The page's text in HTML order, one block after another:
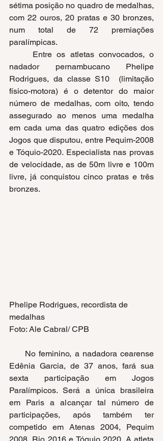
sétima posição no quadro de medalhas,
com 22 ouros, 20 pratas e 30 bronzes,
num total de 72 premiações
paralímpicas.
Entre os atletas convocados, o
nadador pernambucano Phelipe
Rodrigues, da classe S10  (limitação
físico-motora) é o detentor do maior
número de medalhas, com oito, tendo
assegurado ao menos uma medalha
em cada uma das quatro edições dos
Jogos que disputou, entre Pequim-2008
e Tóquio-2020. Especialista nas provas
de velocidade, as de 50m livre e 100m
livre, já conquistou cinco pratas e três
bronzes.
Phelipe Rodrigues, recordista de
medalhas
Foto: Ale Cabral/ CPB
No feminino, a nadadora cearense
Edênia Garcia, de 37 anos, fará sua
sexta participação em Jogos
Paralímpicos. Será a única brasileira
em Paris a alcançar tal número de
participações, após também ter
competido em Atenas 2004, Pequim